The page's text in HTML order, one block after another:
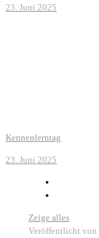
23. Juni 2025
Kennenlerntag
23. Juni 2025
Zeige alles
Veröffentlicht von